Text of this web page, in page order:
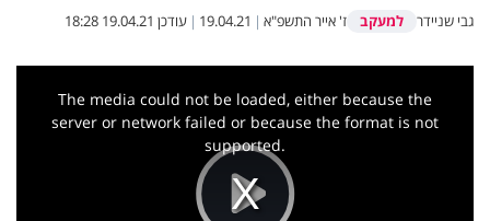
גבי שניידר למעקב ז' אייר התשפ"א |
19.04.21
| עודכן 19.04.21 18:28
This
The media could not be loaded, either because the
server or network failed or because the format is not
supported.